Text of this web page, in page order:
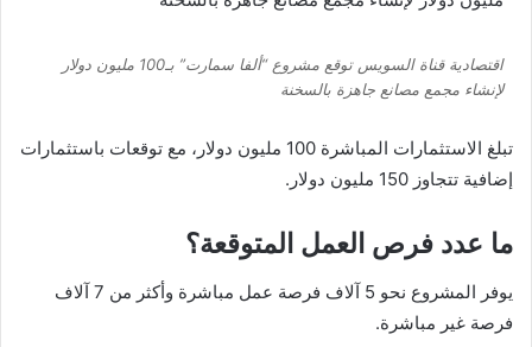
اقتصادية قناة السويس توقع مشروع “ألفا سمارت” بـ100 مليون دولار
لإنشاء مجمع مصانع جاهزة بالسخنة
تبلغ الاستثمارات المباشرة 100 مليون دولار، مع توقعات باستثمارات
إضافية تتجاوز 150 مليون دولار.
ما عدد فرص العمل المتوقعة؟
يوفر المشروع نحو 5 آلاف فرصة عمل مباشرة وأكثر من 7 آلاف
فرصة غير مباشرة.